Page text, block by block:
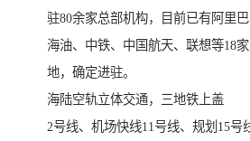
驻80余家总部机构，目前已有阿里
海油、中铁、中国航天、联想等18
地，确定进驻。
海陆空轨立体交通，三地铁上盖
2号线、机场快线11号线、规划15号